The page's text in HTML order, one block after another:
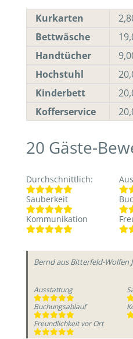
Kurkarten
Bettwäsche
Handtücher
Hochstuhl
Kinderbett
Kofferservice
20 Gäste-
Durchschnittlich:
Sauberkeit
Kommunikation
Berndaus Bitterfeld-Wolfen
Ausstattung
Buchungsablauf
Freundlichkeit vor Ort